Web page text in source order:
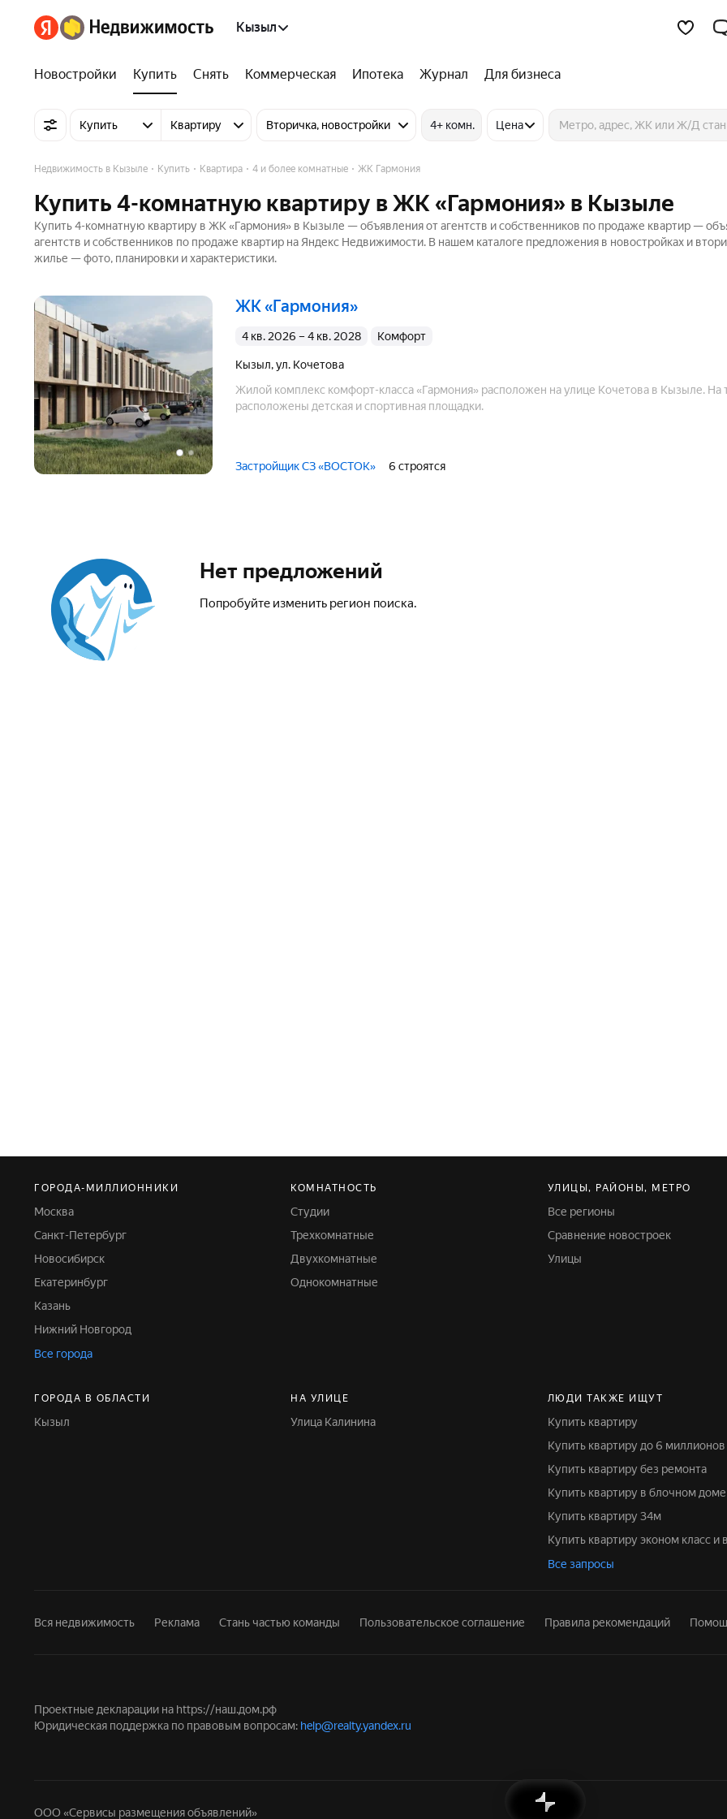
Кызыл
Новостройки Купить Снять Коммерческая Ипотека Журнал Для бизнеса
Купить Квартиру Вторичка, новостройки 4+ комн. Цена
Недвижимость в Кызыле Купить Квартира 4 и более комнатные ЖК Гармония
Купить 4-комнатную квартиру в ЖК «Гармония» в Кызыле
Купить 4-комнатную квартиру в ЖК «Гармония» в Кызыле — объявления от агентств и собственников по продаже квартир —
агентств и собственников по продаже квартир на Яндекс Недвижимости. В нашем каталоге предложения в новостройках и
жилье — фото, планировки и характеристики.
ЖК «Гармония»
4 кв. 2026 – 4 кв. 2028 комфорт
Кызыл,ул. Кочетова
Жилой комплекс комфорт-класса «Гармония» расположен на улице Кочетова в Кызыле. На
расположены детская и спортивная площадки.
Застройщик СЗ «ВОСТОК» 6 строятся
Нет предложений
Попробуйте изменить регион поиска.
ГОРОДА-МИЛЛИОННИКИ
Москва
Санкт-Петербург
Новосибирск
Екатеринбург
Казань
Нижний Новгород
Все города
КОМНАТНОСТЬ
Студии
Трехкомнатные
Двухкомнатные
Однокомнатные
УЛИЦЫ, РАЙОНЫ, МЕТРО
Все регионы
Сравнение новостроек
Улицы
ГОРОДА В ОБЛАСТИ
Кызыл
НА УЛИЦЕ
Улица Калинина
ЛЮДИ ТАКЖЕ ИЩУТ
Купить квартиру
Купить квартиру до 6
Купить квартиру без ремонта
Купить квартиру в блочном доме
Купить квартиру 34м
Купить квартиру эконом класс и
Все запросы
Вся недвижимость Реклама Стань частью команды Пользовательское соглашение Правила рекомендаций
Проектные декларации на https://наш.дом.рф
Юридическая поддержка по правовым вопросам: help@realty.yandex.ru
ООО «Сервисы размещения объявлений»